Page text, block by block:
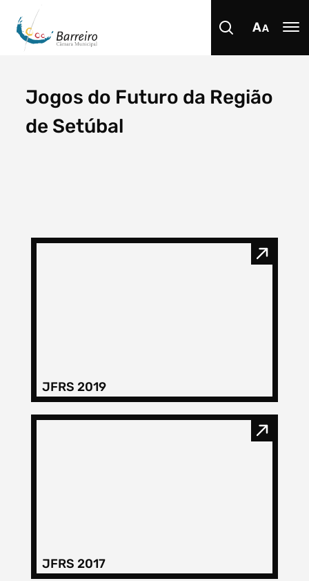
Procurar
Filtros dos meses
Jogos do Futuro da Região
de Setúbal
JFRS 2019
JFRS 2017